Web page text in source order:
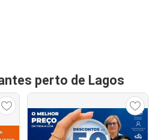
perto de Lagos